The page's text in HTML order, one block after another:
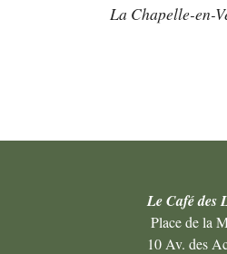
La Chapelle-en-
Le Café des
Place de la
10 Av. des